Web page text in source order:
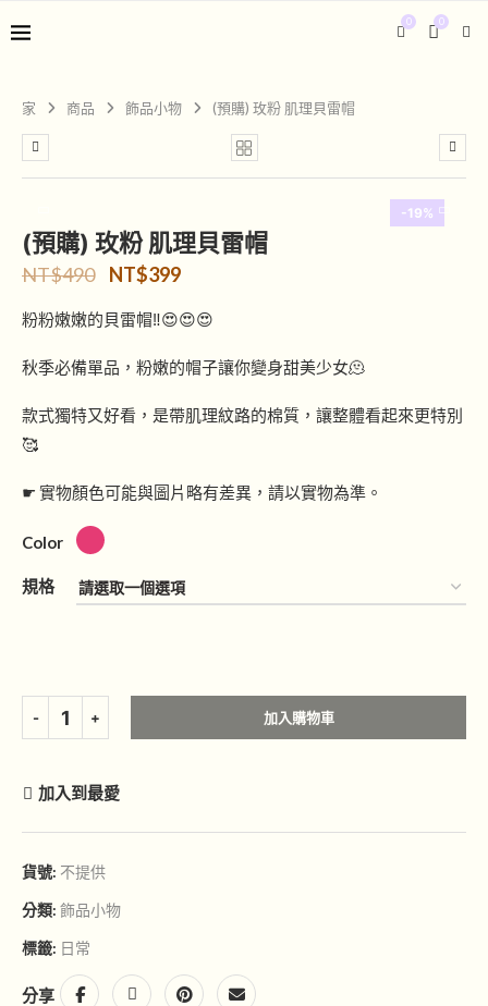
0
0
家 商品 飾品小物 (預購) 玫粉 肌理貝雷帽
-19%
(預購) 玫粉 肌理貝雷帽
NT$490 NT$399
粉粉嫩嫩的貝雷帽‼️😍😍😍
秋季必備單品，粉嫩的帽子讓你變身甜美少女🫠
款式獨特又好看，是帶肌理紋路的棉質，讓整體看起來更特別
🥰
☛ 實物顏色可能與圖片略有差異，請以實物為準。
Color
規格
加入購物車
加入到最愛
貨號: 不提供
分類: 飾品小物
標籤: 日常
分享